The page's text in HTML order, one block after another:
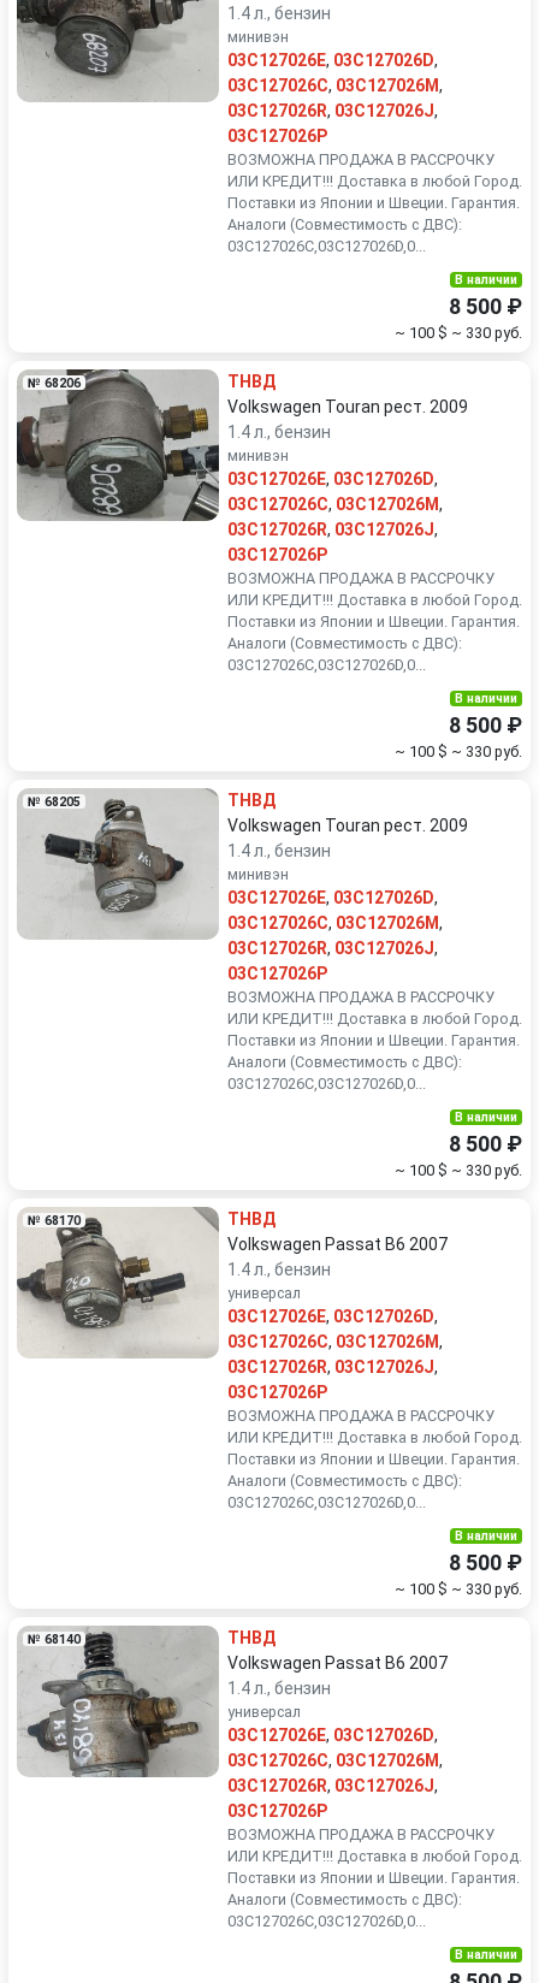
Smart
Subaru
Volkswagen
1.4 л., бензин
минивэн
03C127026E, 03C127026D,
03C127026C, 03C127026M,
03C127026R, 03C127026J,
03C127026P
ВОЗМОЖНА ПРОДАЖА В РАССРОЧКУ
ИЛИ КРЕДИТ!!! Доставка в любой Город.
Поставки из Японии и Швеции. Гарантия.
Аналоги (Совместимость с ДВС):
03C127026C,03C127026D,0...
В наличии
8 500 ₽
~ 100 $ ~ 330 руб.
№ 68206
ТНВД
Volkswagen Touran рест. 2009
1.4 л., бензин
минивэн
03C127026E, 03C127026D,
03C127026C, 03C127026M,
03C127026R, 03C127026J,
03C127026P
ВОЗМОЖНА ПРОДАЖА В РАССРОЧКУ
ИЛИ КРЕДИТ!!! Доставка в любой Город.
Поставки из Японии и Швеции. Гарантия.
Аналоги (Совместимость с ДВС):
03C127026C,03C127026D,0...
В наличии
8 500 ₽
~ 100 $ ~ 330 руб.
№ 68205
ТНВД
Volkswagen Touran рест. 2009
1.4 л., бензин
минивэн
03C127026E, 03C127026D,
03C127026C, 03C127026M,
03C127026R, 03C127026J,
03C127026P
ВОЗМОЖНА ПРОДАЖА В РАССРОЧКУ
ИЛИ КРЕДИТ!!! Доставка в любой Город.
Поставки из Японии и Швеции. Гарантия.
Аналоги (Совместимость с ДВС):
03C127026C,03C127026D,0...
В наличии
8 500 ₽
~ 100 $ ~ 330 руб.
№ 68170
ТНВД
Volkswagen Passat B6 2007
1.4 л., бензин
универсал
03C127026E, 03C127026D,
03C127026C, 03C127026M,
03C127026R, 03C127026J,
03C127026P
ВОЗМОЖНА ПРОДАЖА В РАССРОЧКУ
ИЛИ КРЕДИТ!!! Доставка в любой Город.
Поставки из Японии и Швеции. Гарантия.
Аналоги (Совместимость с ДВС):
03C127026C,03C127026D,0...
В наличии
8 500 ₽
~ 100 $ ~ 330 руб.
№ 68140
ТНВД
Volkswagen Passat B6 2007
1.4 л., бензин
универсал
03C127026E, 03C127026D,
03C127026C, 03C127026M,
03C127026R, 03C127026J,
03C127026P
ВОЗМОЖНА ПРОДАЖА В РАССРОЧКУ
ИЛИ КРЕДИТ!!! Доставка в любой Город.
Поставки из Японии и Швеции. Гарантия.
Аналоги (Совместимость с ДВС):
03C127026C,03C127026D,0...
В наличии